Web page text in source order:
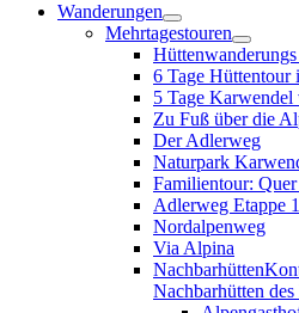
Wanderungen
Mehrtagestouren
6 Tage Hüttentour
5 Tage
Zu Fuß über die
Der Adlerweg
Naturpark
Familientour:
Adlerweg Etappe
Nordalpenweg
Via Alpina
Nachbarhütten
Nachbarhütten